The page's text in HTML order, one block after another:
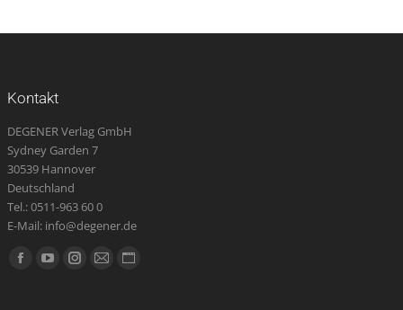
Kontakt
DEGENER Verlag GmbH
Sydney Garden 7
30539 Hannover
Deutschland
Tel.: 0511-963 60 0
E-Mail: info@degener.de
Finden Sie uns auf:
FacebookYouTubeInstagram